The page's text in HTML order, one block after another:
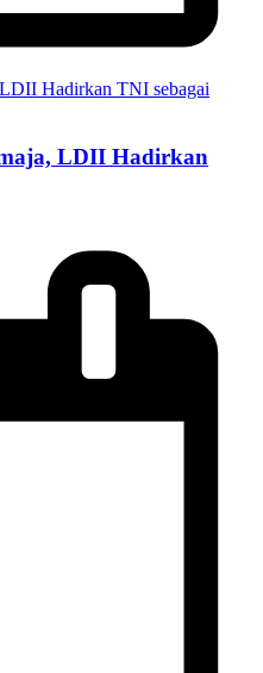
LDII Hadirkan